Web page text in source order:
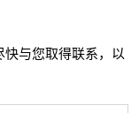
与您取得联系，以